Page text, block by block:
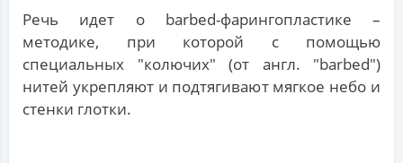
Речь идет о barbed-фарингопластике –
методике, при которой с помощью
специальных "колючих" (от англ. "barbed")
нитей укрепляют и подтягивают мягкое небо и
стенки глотки.